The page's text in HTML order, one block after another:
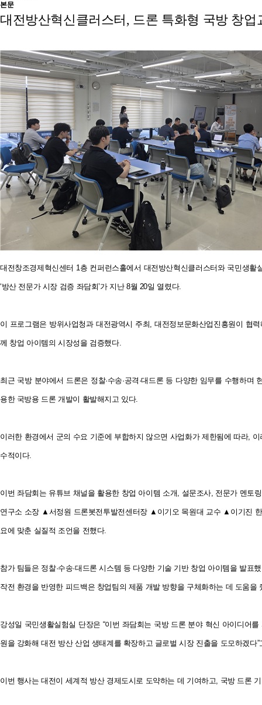
본문
대전방산혁신클러스터, 드론 특화형 국방 창
대전창조경제혁신센터 1층 컨퍼런스홀에서 대전방산혁신클러스터와 국민생활
‘방산 전문가 시장 검증 좌담회’가 지난 8월 20일 열렸다.
이 프로그램은 방위사업청과 대전광역시 주최, 대전정보문화산업진흥원이 협
께 창업 아이템의 시장성을 검증했다.
최근 국방 분야에서 드론은 정찰·수송·공격·대드론 등 다양한 임무를 수행하
용한 국방용 드론 개발이 활발해지고 있다.
이러한 환경에서 군의 수요 기준에 부합하지 않으면 사업화가 제한됨에 따라,
수적이다.
이번 좌담회는 유튜브 채널을 활용한 창업 아이템 소개, 설문조사, 전문가 멘
연구소 소장 ▲서정원 드론봇전투발전센터장 ▲이기오 목원대 교수 ▲이기진
요에 맞춘 실질적 조언을 전했다.
참가 팀들은 정찰·수송·대드론 시스템 등 다양한 기술 기반 창업 아이템을 발
작전 환경을 반영한 피드백은 창업팀의 제품 개발 방향을 구체화하는 데 도움을
강성일 국민생활실험실 단장은 “이번 좌담회는 국방 드론 분야 혁신 아이디어
원을 강화해 대전 방산 산업 생태계를 확장하고 글로벌 시장 진출을 도모하겠다
이번 행사는 대전이 세계적 방산 경제도시로 도약하는 데 기여하고, 국방 드론